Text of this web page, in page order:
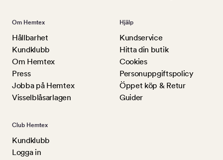
Om Hemtex
Hållbarhet
Kundklubb
Om Hemtex
Press
Jobba på Hemtex
Visselblåsarlagen
Hjälp
Kundservice
Hitta din butik
Cookies
Personuppgiftspolicy
Öppet köp & Retur
Guider
Club Hemtex
Kundklubb
Logga in